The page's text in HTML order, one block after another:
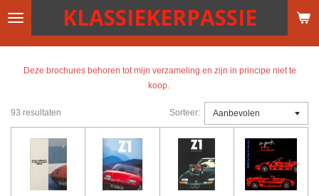
Ga
hoofdinhoud
KLASSIEKERPASSIE
Deze brochures behoren tot mijn verzameling en zijn in principe niet te
koop.
93 resultaten Sorteer: